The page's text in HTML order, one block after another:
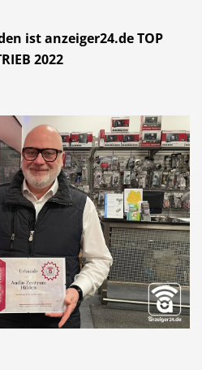
ist anzeiger24.de TOP
2022